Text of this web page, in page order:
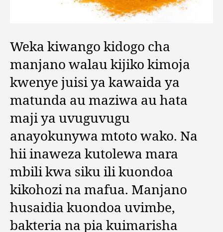
Weka kiwango kidogo cha
manjano walau kijiko kimoja
kwenye juisi ya kawaida ya
matunda au maziwa au hata
maji ya uvuguvugu
anayokunywa mtoto wako. Na
hii inaweza kutolewa mara
mbili kwa siku ili kuondoa
kikohozi na mafua. Manjano
husaidia kuondoa uvimbe,
bakteria na pia kuimarisha